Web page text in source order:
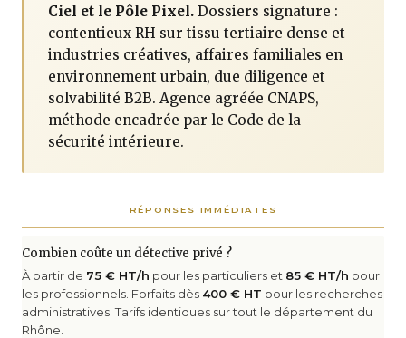
Ciel et le Pôle Pixel.Dossiers signature :
contentieux RH sur tissu tertiaire dense et
industries créatives, affaires familiales en
environnement urbain, due diligence et
solvabilité B2B. Agence agréée CNAPS,
méthode encadrée par le Code de la
sécurité intérieure.
RÉPONSES IMMÉDIATES
Combien coûte un détective privé ?
À partir de 75 € HT/h pour les particuliers et 85 € HT/h pour
les professionnels. Forfaits dès 400 € HT pour les recherches
administratives. Tarifs identiques sur tout le département du
Rhône.